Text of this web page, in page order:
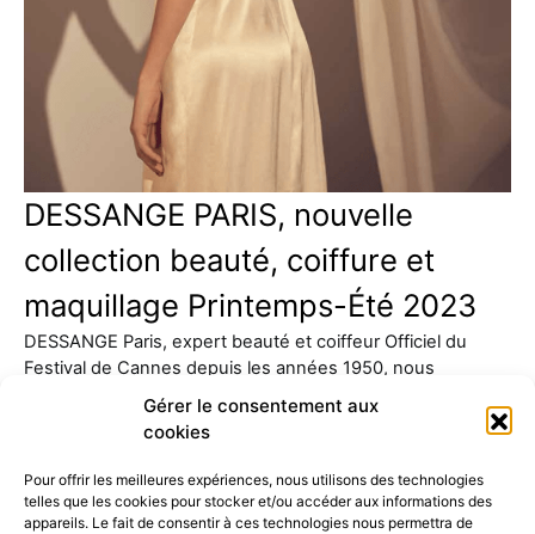
Gérer le consentement aux
cookies
Pour offrir les meilleures expériences, nous utilisons des technologies
telles que les cookies pour stocker et/ou accéder aux informations des
appareils. Le fait de consentir à ces technologies nous permettra de
DESSANGE PARIS, nouvelle
collection beauté, coiffure et
maquillage Printemps-Été 2023
DESSANGE Paris, expert beauté et coiffeur Officiel du
Festival de Cannes depuis les années 1950, nous